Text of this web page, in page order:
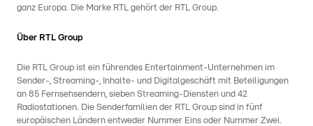
ganz Europa. Die Marke RTL gehört der RTL Group.
Über RTL Group
Die RTL Group ist ein führendes Entertainment-Unternehmen im
Sender-, Streaming-, Inhalte- und Digitalgeschäft mit Beteiligungen
an 85 Fernsehsendern, sieben Streaming-Diensten und 42
Radiostationen. Die Senderfamilien der RTL Group sind in fünf
europäischen Ländern entweder Nummer Eins oder Nummer Zwei.